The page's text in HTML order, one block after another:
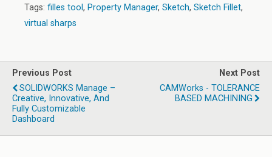
Tags: filles tool, Property Manager, Sketch, Sketch Fillet,
virtual sharps
Previous Post
SOLIDWORKS Manage –
Creative, Innovative, And
Fully Customizable
Dashboard
Next Post
CAMWorks - TOLERANCE
BASED MACHINING